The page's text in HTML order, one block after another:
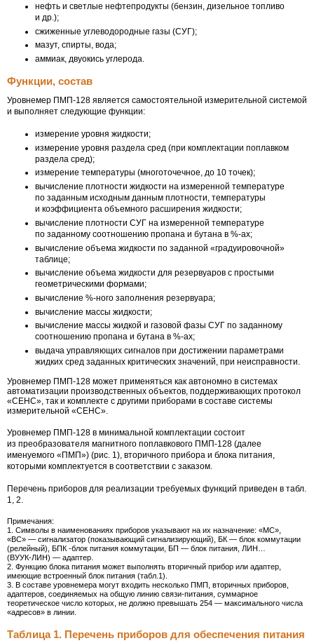
нефть и светлые нефтепродукты (бензин, дизельное топливо
и др.);
сжиженные углеводородные газы (СУГ);
мазут, спирты, вода;
аммиак, двуокись углерода.
Функции, состав
Уровнемер ПМП-128 является самостоятельной измерительной системой
и выполняет следующие функции:
измерение уровня жидкости;
измерение уровня раздела сред (при комплектации поплавком
раздела сред);
измерение температуры (многоточечное, до 10 точек);
вычисление плотности жидкости на измеренной температуре
по заданным исходным данным плотности, температуры
и коэффициента объемного расширения жидкости;
вычисление плотности СУГ на измеренной температуре
по заданному соотношению пропана и бутана в %-ах;
вычисление объема жидкости по заданной «градуировочной»
таблице;
вычисление объема жидкости для резервуаров с простыми
геометрическими формами;
вычисление %-ного заполнения резервуара;
вычисление массы жидкости;
вычисление массы жидкой и газовой фазы СУГ по заданному
соотношению пропана и бутана в %-ах;
выдача управляющих сигналов при достижении параметрами
жидких сред заданных критических значений, при неисправности.
Уровнемер ПМП-128 может применяться как автономно в системах
автоматизации производственных объектов, поддерживающих протокол
«СЕНС», так и комплекте с другими приборами в составе системы
измерительной «СЕНС».
Уровнемер ПМП-128 в минимальной комплектации состоит
из преобразователя магнитного поплавкового ПМП-128 (далее
именуемого «ПМП») (рис. 1), вторичного прибора и блока питания,
которыми комплектуется в соответствии с заказом.
Перечень приборов для реализации требуемых функций приведен в табл.
1, 2.
Примечания:
1. Символы в наименованиях приборов указывают на их назначение: «МС»,
«ВС» — сигнализатор (показывающий сигнализирующий), БК — блок коммутации
(релейный), БПК -блок питания коммутации, БП — блок питания, ЛИН…
(ВУУК-ЛИН) — адаптер.
2. Функцию блока питания может выполнять вторичный прибор или адаптер,
имеющие встроенный блок питания (табл.1).
3. В составе уровнемера могут входить несколько ПМП, вторичных приборов,
адаптеров, соединяемых на общую линию связи-питания , суммарное
теоретическое число которых, не должно превышать 254 — максимального числа
«адресов» в линии.
Таблица 1. Перечень приборов для обеспечения питания